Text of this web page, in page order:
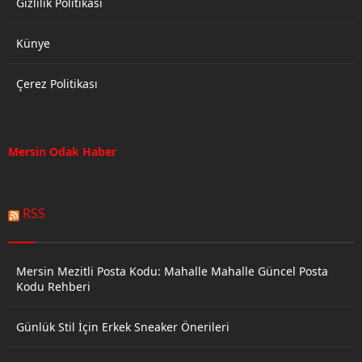
Künye
Çerez Politikası
Mersin Odak Haber
RSS
Mersin Mezitli Posta Kodu: Mahalle Mahalle Güncel Posta
Kodu Rehberi
Günlük Stil İçin Erkek Sneaker Önerileri